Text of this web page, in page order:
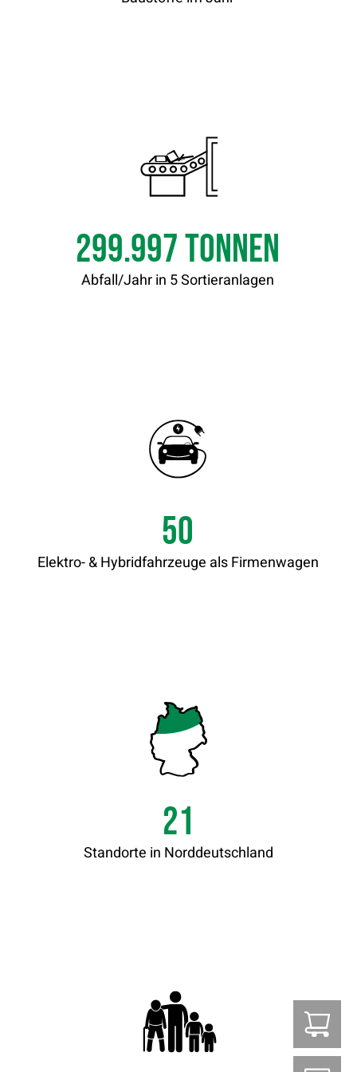
300.000Tonnen
Abfall/Jahr in 5 Sortieranlagen
50
Elektro- & Hybridfahrzeuge als Firmenwagen
21
Standorte in Norddeutschland